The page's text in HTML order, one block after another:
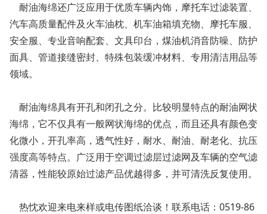
耐油海绵还广泛应用于优质车辆内饰，摩托车过滤装置、
汽车高质量配件及火车油枕、机车油箱填充物、摩托车服、
安全服、专业音响配套、文具印台，煤油机消音防噪、防护
面具、管道接缝密封、特殊包装缓冲材料、专用清洁用品等
领域。
耐油海绵具有开孔和闭孔之分。比较明显特点的耐油网状
海绵，它不仅具有一般网状海绵的优点，而且还具有颜色变
化微小，开孔率高，透气性好，耐水、耐油、耐老化、抗压
强度高等特点。广泛用于空调过滤层过滤网及车辆的空气滤
清器，性能较原始过滤产品优越得多，并可清洗反复使用。
热忱欢迎来电来样或电传图纸洽谈！联系电话：0519-86